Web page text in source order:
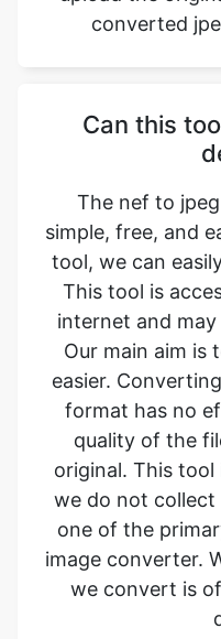
Can this
simple, free, and
tool, we can
This tool is
internet and
Our main aim is
easier.
format has no
quality of the
original. This tool
we do not
one of the
image converter.
we convert is
What is